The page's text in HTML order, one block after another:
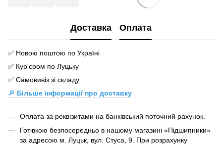
Доставка Оплата
✅ Новою поштою по Україні
✅ Кур'єром по Луцьку
✅ Самовивіз зі складу
🔎 Більше інформації про доставку
Оплата за реквізитами на банківський поточний рахунок.
Готівкою безпосередньо в нашому магазині «Підшипники»
за адресою м. Луцьк, вул. Стуса, 9. При розрахунку